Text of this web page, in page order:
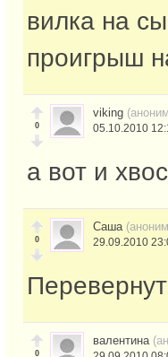
вилка на
проигрыш
0
viking
05.10.2010
а вот и
0
Саша
29.09.2010
0
валентина